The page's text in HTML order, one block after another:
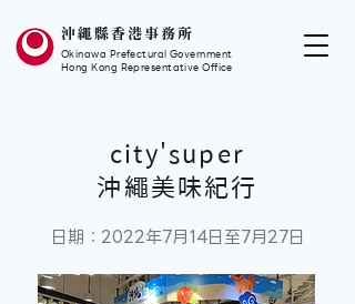
沖繩縣香港事務所
Okinawa Prefectural Government
Hong Kong Representative Office
city'super
沖繩美味紀行
日期：2022年7月14日至7月27日